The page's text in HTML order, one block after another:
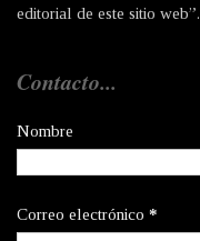
editorial de este sitio web”.
Contacto...
Nombre
Correo electrónico *